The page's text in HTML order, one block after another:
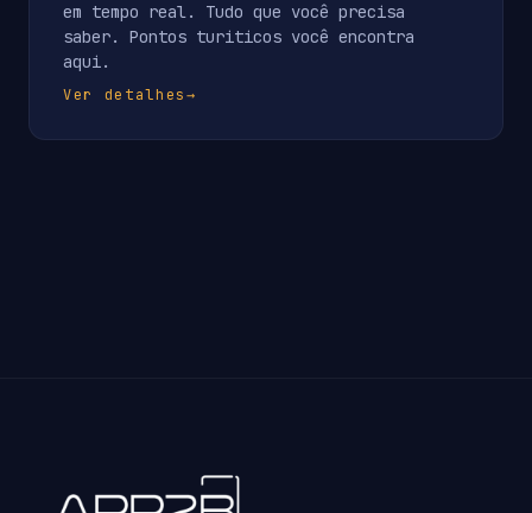
em tempo real. Tudo que você precisa
saber. Pontos turiticos você encontra
aqui.
Ver detalhes→